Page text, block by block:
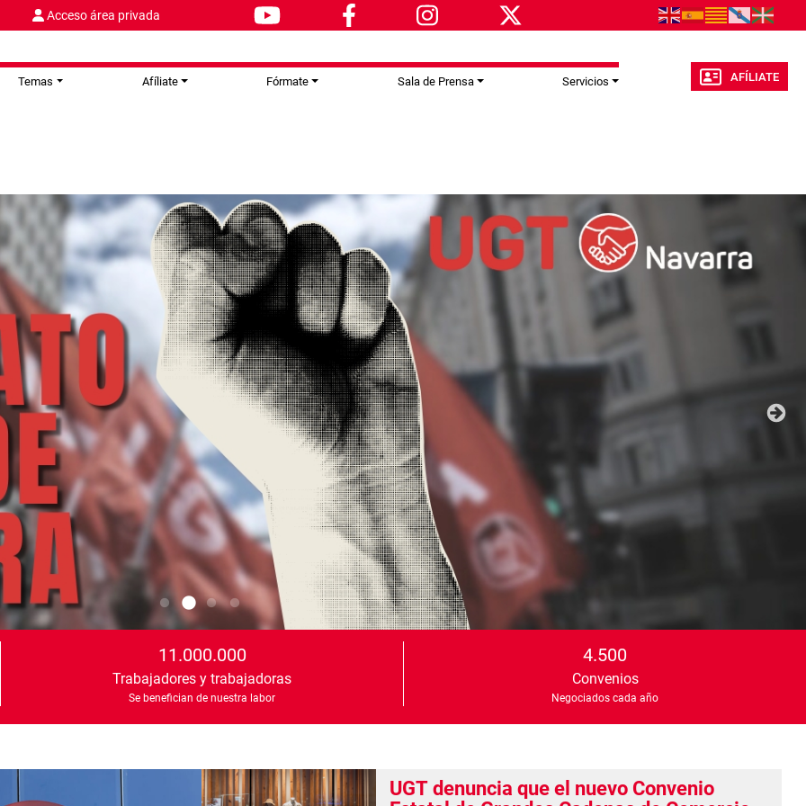
Acceso área privada
Temas Afíliate Fórmate Sala de Prensa Servicios AFÍLIATE
11.000.000
Trabajadores y trabajadoras
Se benefician de nuestra labor
4.500
Convenios
Negociados cada año
UGT denuncia que el nuevo Convenio